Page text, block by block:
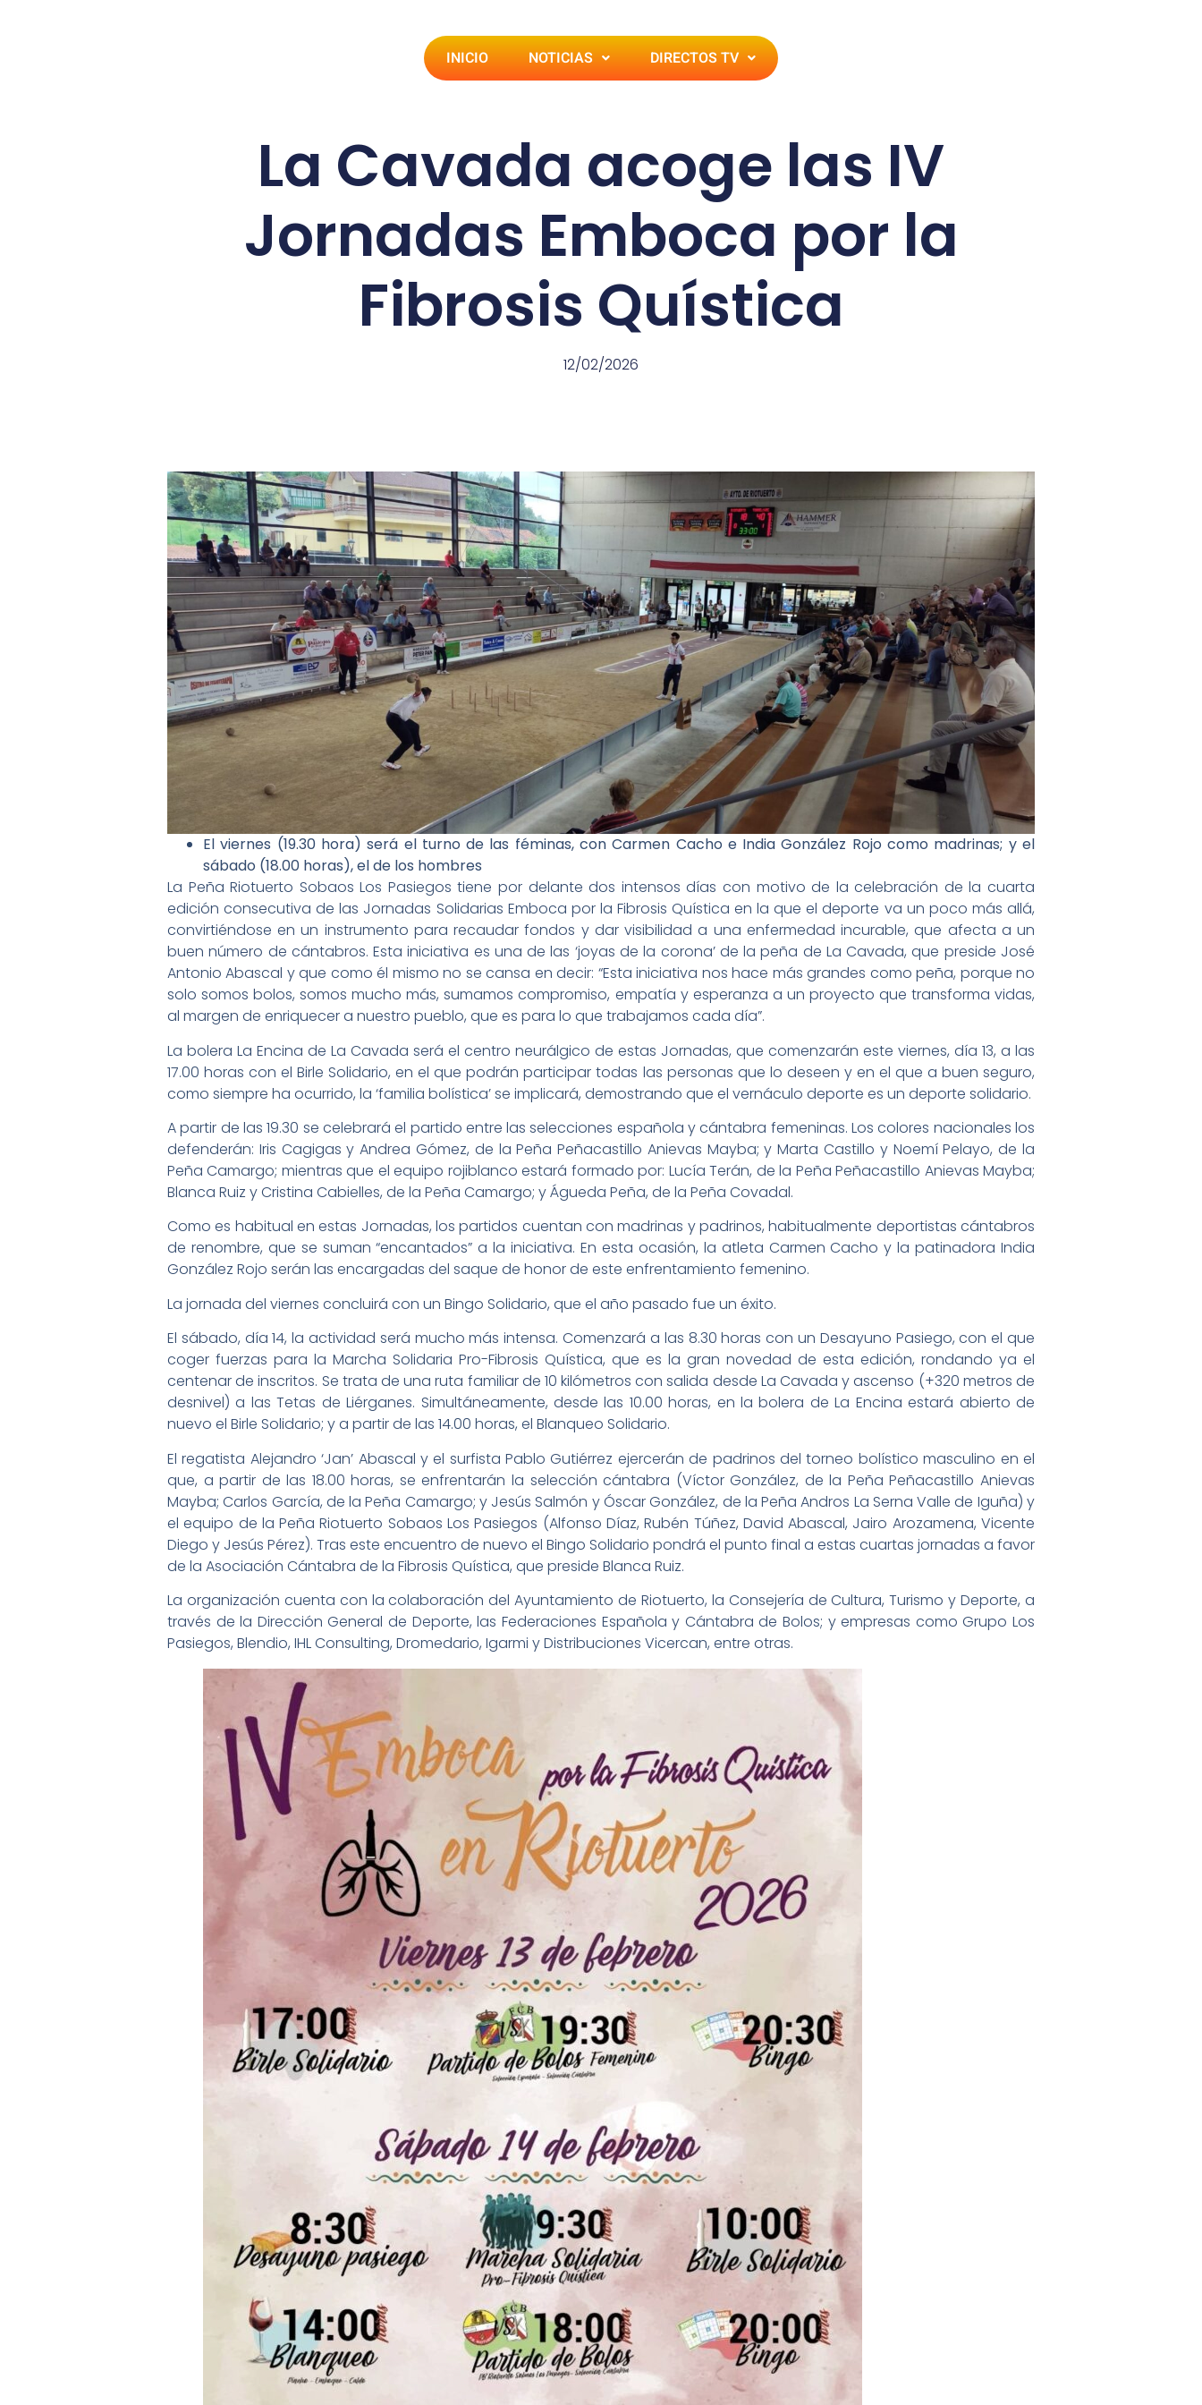
INICIO NOTICIAS DIRECTOS TV
La Cavada acoge las IV
Jornadas Emboca por la
Fibrosis Quística
12/02/2026
El viernes (19.30 hora) será el turno de las féminas, con Carmen Cacho e India González Rojo como madrinas; y el
sábado (18.00 horas), el de los hombres
La Peña Riotuerto Sobaos Los Pasiegos tiene por delante dos intensos días con motivo de la celebración de la cuarta
edición consecutiva de las Jornadas Solidarias Emboca por la Fibrosis Quística en la que el deporte va un poco más allá,
convirtiéndose en un instrumento para recaudar fondos y dar visibilidad a una enfermedad incurable, que afecta a un
buen número de cántabros. Esta iniciativa es una de las ‘joyas de la corona’ de la peña de La Cavada, que preside José
Antonio Abascal y que como él mismo no se cansa en decir: “Esta iniciativa nos hace más grandes como peña, porque no
solo somos bolos, somos mucho más, sumamos compromiso, empatía y esperanza a un proyecto que transforma vidas,
al margen de enriquecer a nuestro pueblo, que es para lo que trabajamos cada día”.
La bolera La Encina de La Cavada será el centro neurálgico de estas Jornadas, que comenzarán este viernes, día 13, a las
17.00 horas con el Birle Solidario, en el que podrán participar todas las personas que lo deseen y en el que a buen seguro,
como siempre ha ocurrido, la ‘familia bolística’ se implicará, demostrando que el vernáculo deporte es un deporte solidario.
A partir de las 19.30 se celebrará el partido entre las selecciones española y cántabra femeninas. Los colores nacionales los
defenderán: Iris Cagigas y Andrea Gómez, de la Peña Peñacastillo Anievas Mayba; y Marta Castillo y Noemí Pelayo, de la
Peña Camargo; mientras que el equipo rojiblanco estará formado por: Lucía Terán, de la Peña Peñacastillo Anievas Mayba;
Blanca Ruiz y Cristina Cabielles, de la Peña Camargo; y Águeda Peña, de la Peña Covadal.
Como es habitual en estas Jornadas, los partidos cuentan con madrinas y padrinos, habitualmente deportistas cántabros
de renombre, que se suman “encantados” a la iniciativa. En esta ocasión, la atleta Carmen Cacho y la patinadora India
González Rojo serán las encargadas del saque de honor de este enfrentamiento femenino.
La jornada del viernes concluirá con un Bingo Solidario, que el año pasado fue un éxito.
El sábado, día 14, la actividad será mucho más intensa. Comenzará a las 8.30 horas con un Desayuno Pasiego, con el que
coger fuerzas para la Marcha Solidaria Pro-Fibrosis Quística, que es la gran novedad de esta edición, rondando ya el
centenar de inscritos. Se trata de una ruta familiar de 10 kilómetros con salida desde La Cavada y ascenso (+320 metros de
desnivel) a las Tetas de Liérganes. Simultáneamente, desde las 10.00 horas, en la bolera de La Encina estará abierto de
nuevo el Birle Solidario; y a partir de las 14.00 horas, el Blanqueo Solidario.
El regatista Alejandro ‘Jan’ Abascal y el surfista Pablo Gutiérrez ejercerán de padrinos del torneo bolístico masculino en el
que, a partir de las 18.00 horas, se enfrentarán la selección cántabra (Víctor González, de la Peña Peñacastillo Anievas
Mayba; Carlos García, de la Peña Camargo; y Jesús Salmón y Óscar González, de la Peña Andros La Serna Valle de Iguña) y
el equipo de la Peña Riotuerto Sobaos Los Pasiegos (Alfonso Díaz, Rubén Túñez, David Abascal, Jairo Arozamena, Vicente
Diego y Jesús Pérez). Tras este encuentro de nuevo el Bingo Solidario pondrá el punto final a estas cuartas jornadas a favor
de la Asociación Cántabra de la Fibrosis Quística, que preside Blanca Ruiz.
La organización cuenta con la colaboración del Ayuntamiento de Riotuerto, la Consejería de Cultura, Turismo y Deporte, a
través de la Dirección General de Deporte, las Federaciones Española y Cántabra de Bolos; y empresas como Grupo Los
Pasiegos, Blendio, IHL Consulting, Dromedario, Igarmi y Distribuciones Vicercan, entre otras.